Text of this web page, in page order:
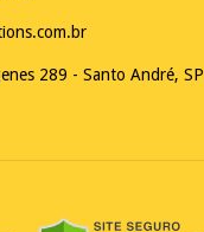
289 - Santo André, SP